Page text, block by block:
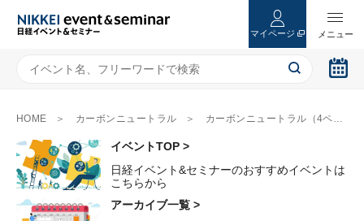
マイページ
HOME カーボンニュートラル カーボンニュートラル（4ページ目）
イベントTOP >
日経イベント&セミナーのおすすめイベントは
こちらから
アーカイブ一覧 >